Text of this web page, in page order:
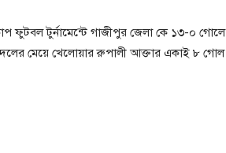
ফুটবল টুর্নামেন্টে গাজীপুর জেলা কে ১৩-০ গোলে
দলের মেয়ে খেলোয়ার রুপালী আক্তার একাই ৮ গোল